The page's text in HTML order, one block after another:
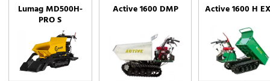
Lumag MD500H-
PRO S
Active 1600 DMP Active 1600 H